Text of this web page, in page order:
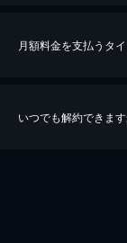
※40％ポイント還元の対
iOSアプリのUコイン決
月額料金を支払うタ
いつでも解約できま